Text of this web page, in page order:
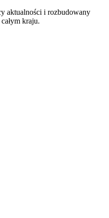
aktualności i rozbudowany
kraju.